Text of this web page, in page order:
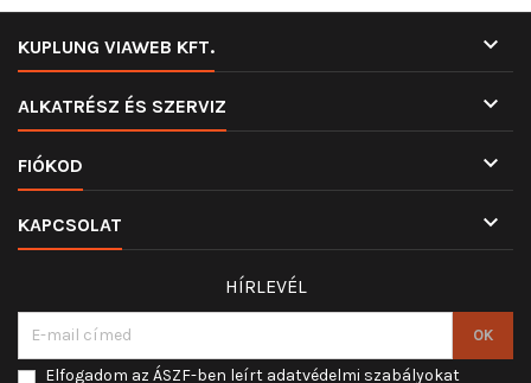
KUPLUNG VIAWEB KFT. 
ALKATRÉSZ ÉS SZERVIZ 
FIÓKOD 
KAPCSOLAT 
HÍRLEVÉL
Elfogadom az ÁSZF-ben leírt adatvédelmi szabályokat